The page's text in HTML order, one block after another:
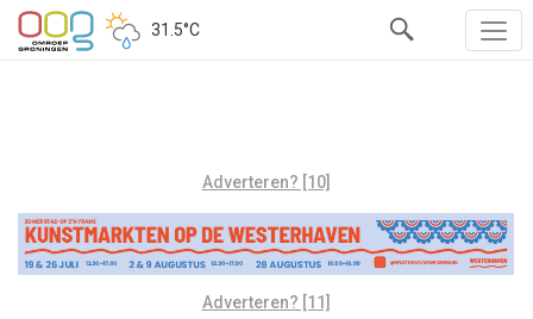
31.5°C
Adverteren? [10]
Adverteren? [11]